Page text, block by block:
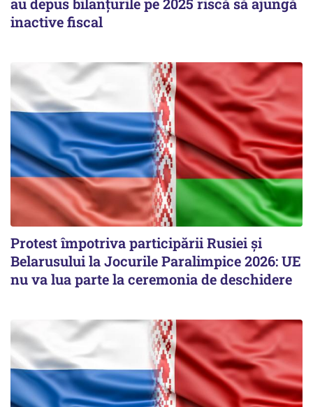
inactive fiscal
Protest împotriva participării Rusiei și
Belarusului la Jocurile Paralimpice 2026: UE
nu va lua parte la ceremonia de deschidere